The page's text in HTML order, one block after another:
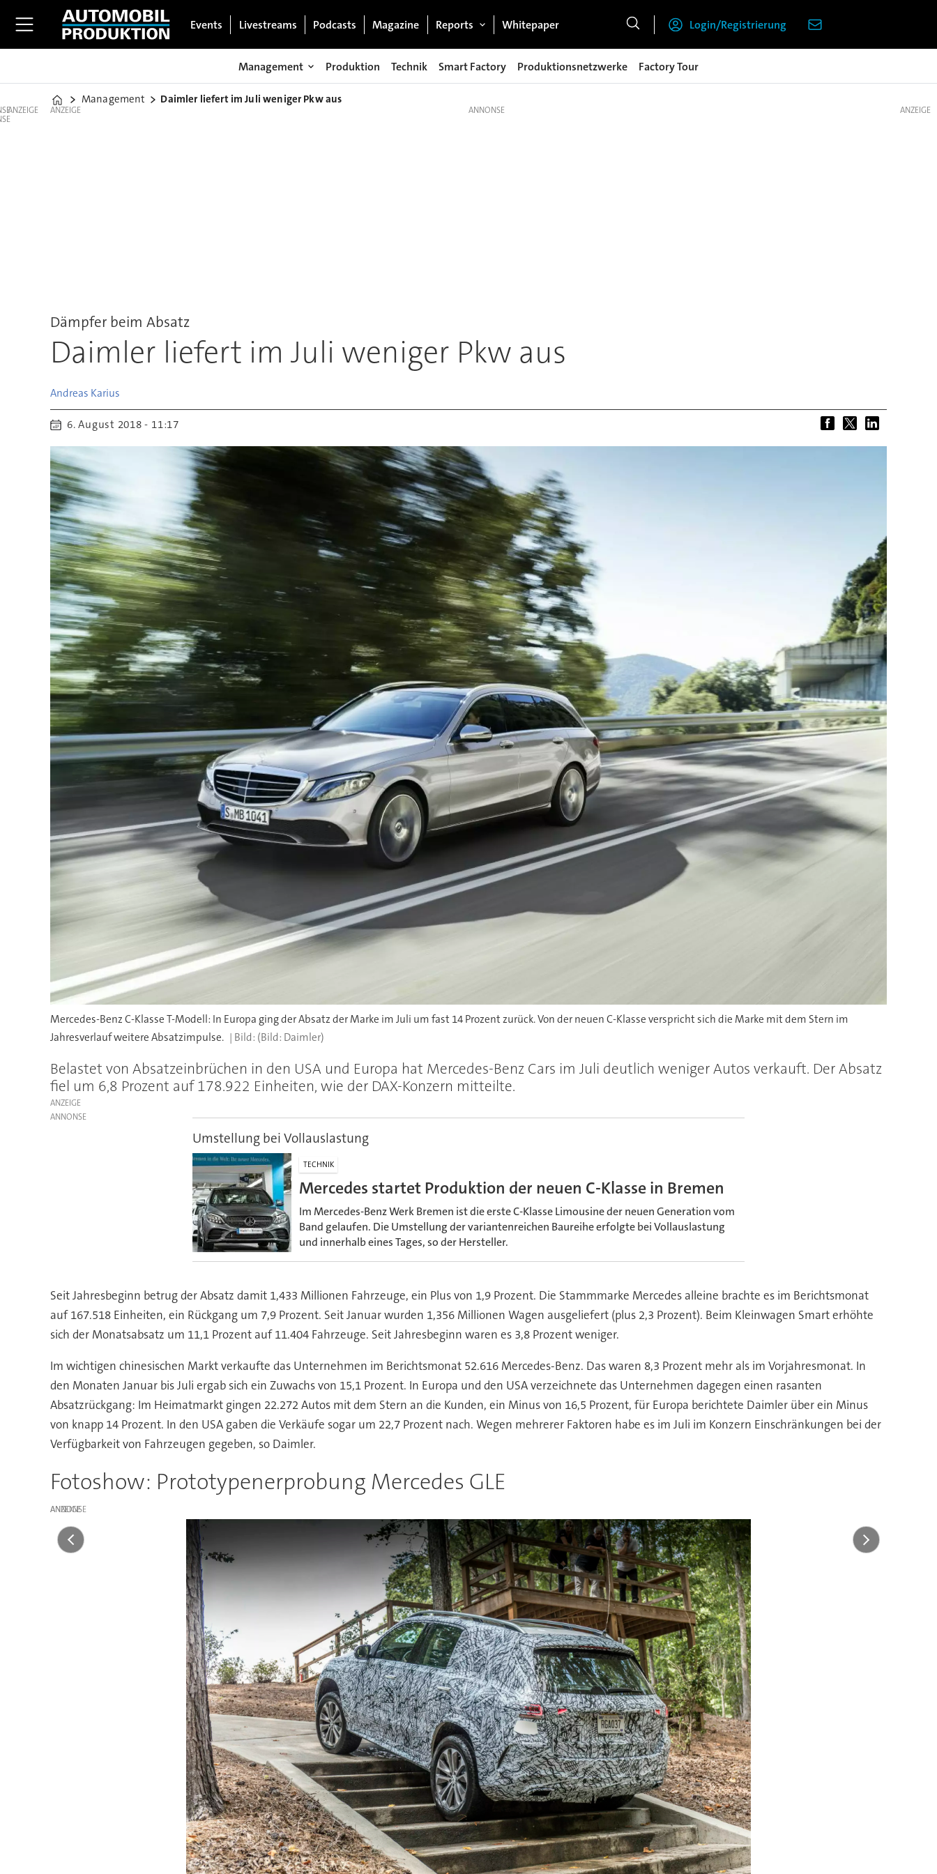
Events Livestreams Podcasts Magazine Reports Whitepaper Login/Registrierung
Management Produktion Technik Smart Factory Produktionsnetzwerke Factory Tour
Home
Management Daimler liefert im Juli weniger Pkw aus
ANZEIGE ANZEIGE
Dämpfer beim Absatz
Daimler liefert im Juli weniger Pkw aus
Andreas Karius
6. August 2018 - 11:17
Mercedes-Benz C-Klasse T-Modell: In Europa ging der Absatz der Marke im Juli um fast 14 Prozent zurück. Von der neuen C-Klasse verspricht sich die Marke mit dem Stern im
Jahresverlauf weitere Absatzimpulse.
(Bild: Daimler)
Belastet von Absatzeinbrüchen in den USA und Europa hat Mercedes-Benz Cars im Juli deutlich weniger Autos verkauft. Der Absatz
fiel um 6,8 Prozent auf 178.922 Einheiten, wie der DAX-Konzern mitteilte.
ANZEIGE
Umstellung bei Vollauslastung
TECHNIK
Mercedes startet Produktion der neuen C-Klasse in Bremen
Im Mercedes-Benz Werk Bremen ist die erste C-Klasse Limousine der neuen Generation vom
Band gelaufen. Die Umstellung der variantenreichen Baureihe erfolgte bei Vollauslastung
und innerhalb eines Tages, so der Hersteller.
Seit Jahresbeginn betrug der Absatz damit 1,433 Millionen Fahrzeuge, ein Plus von 1,9 Prozent. Die Stammmarke Mercedes alleine brachte es im Berichtsmonat
auf 167.518 Einheiten, ein Rückgang um 7,9 Prozent. Seit Januar wurden 1,356 Millionen Wagen ausgeliefert (plus 2,3 Prozent). Beim Kleinwagen Smart erhöhte
sich der Monatsabsatz um 11,1 Prozent auf 11.404 Fahrzeuge. Seit Jahresbeginn waren es 3,8 Prozent weniger.
Im wichtigen chinesischen Markt verkaufte das Unternehmen im Berichtsmonat 52.616 Mercedes-Benz. Das waren 8,3 Prozent mehr als im Vorjahresmonat. In
den Monaten Januar bis Juli ergab sich ein Zuwachs von 15,1 Prozent. In Europa und den USA verzeichnete das Unternehmen dagegen einen rasanten
Absatzrückgang: Im Heimatmarkt gingen 22.272 Autos mit dem Stern an die Kunden, ein Minus von 16,5 Prozent, für Europa berichtete Daimler über ein Minus
von knapp 14 Prozent. In den USA gaben die Verkäufe sogar um 22,7 Prozent nach. Wegen mehrerer Faktoren habe es im Juli im Konzern Einschränkungen bei der
Verfügbarkeit von Fahrzeugen gegeben, so Daimler.
Fotoshow: Prototypenerprobung Mercedes GLE
ANZEIGE
ANZEIGE